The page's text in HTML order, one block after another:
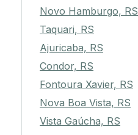
Novo Hamburgo, RS
Taquari, RS
Ajuricaba, RS
Condor, RS
Fontoura Xavier, RS
Nova Boa Vista, RS
Vista Gaúcha, RS